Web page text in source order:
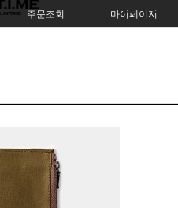
주문조회 마이페이지